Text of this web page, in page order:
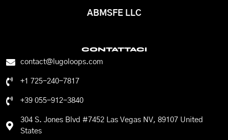
ABMSFE LLC
CONTATTACI
contact@lugoloops.com
+1 725-240-7817
+39 055-912-3840
304 S. Jones Blvd #7452 Las Vegas NV, 89107 United
States